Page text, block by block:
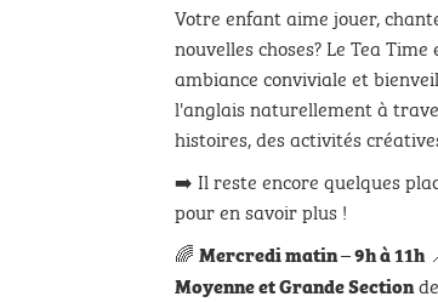
Votre enfant aime jouer,
nouvelles choses? Le Tea
ambiance conviviale et
l'anglais naturellement à
histoires, des activités
➡️ Il reste encore quelques
pour en savoir plus !
🌈 Mercredi matin – 9h à 11h
Moyenne et Grande Section